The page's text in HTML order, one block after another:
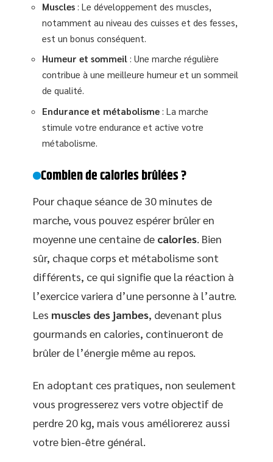
Muscles : Le développement des muscles,
notamment au niveau des cuisses et des fesses,
est un bonus conséquent.
Humeur et sommeil : Une marche régulière
contribue à une meilleure humeur et un sommeil
de qualité.
Endurance et métabolisme : La marche
stimule votre endurance et active votre
métabolisme.
Combien de calories brûlées ?
Pour chaque séance de 30 minutes de
marche, vous pouvez espérer brûler en
moyenne une centaine de calories . Bien
sûr, chaque corps et métabolisme sont
différents, ce qui signifie que la réaction à
l’exercice variera d’une personne à l’autre.
Les muscles des jambes, devenant plus
gourmands en calories, continueront de
brûler de l’énergie même au repos.
En adoptant ces pratiques, non seulement
vous progresserez vers votre objectif de
perdre 20 kg, mais vous améliorerez aussi
votre bien-être général.